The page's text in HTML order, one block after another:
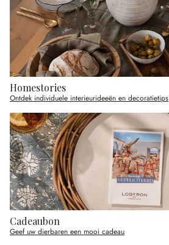
Homestories
Ontdek individuele interieurideeën en decoratietips
Cadeaubon
Geef uw dierbaren een mooi cadeau